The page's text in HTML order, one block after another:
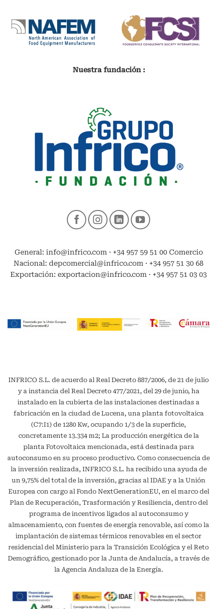
Nuestra fundación :
General: info@infrico.com · +34 957 59 51 00 Comercio
Nacional: depcomercial@infrico.com · +34 957 51 30 68
Exportación: exportacion@infrico.com · +34 957 51 03 03
INFRICO S.L. de acuerdo al Real Decreto 887/2006, de 21 de julio
y a instancia del Real Decreto 477/2021, del 29 de junio, ha
instalado en la cubierta de las instalaciones destinadas a
fabricación en la ciudad de Lucena, una planta fotovoltaica
(C7:I1) de 1280 Kw, ocupando 1/3 de la superficie,
concretamente 13.334 m2; La producción energética de la
planta Fotovoltaica mencionada, está destinada para
autoconsumo en su proceso productivo. Como consecuencia de
la inversión realizada, INFRICO S.L. ha recibido una ayuda de
un 9,75% del total de la inversión, gracias al IDAE y a la Unión
Europea con cargo al Fondo NextGenerationEU, en el marco del
Plan de Recuperación, Trasformación y Resiliencia, dentro del
programa de incentivos ligados al autoconsumo y
almacenamiento, con fuentes de energía renovable, así como la
implantación de sistemas térmicos renovables en el sector
residencial del Ministerio para la Transición Ecológica y el Reto
Demográfico, gestionado por la Junta de Andalucía, a través de
la Agencia Andaluza de la Energía.